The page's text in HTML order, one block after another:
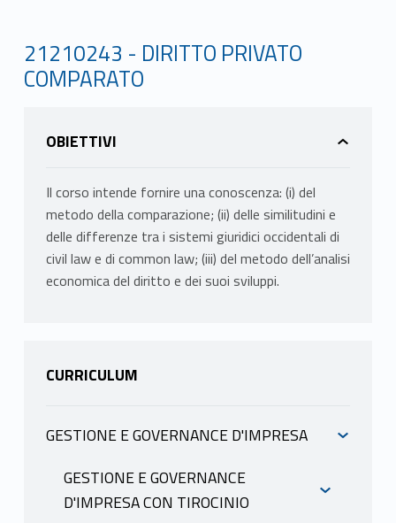
21210243 - DIRITTO PRIVATO
COMPARATO
OBIETTIVI
Il corso intende fornire una conoscenza: (i) del
metodo della comparazione; (ii) delle similitudini e
delle differenze tra i sistemi giuridici occidentali di
civil law e di common law; (iii) del metodo dell’analisi
economica del diritto e dei suoi sviluppi.
CURRICULUM
GESTIONE E GOVERNANCE D'IMPRESA
INFORMAZIONI
GESTIONE E GOVERNANCE
D'IMPRESA CON TIROCINIO